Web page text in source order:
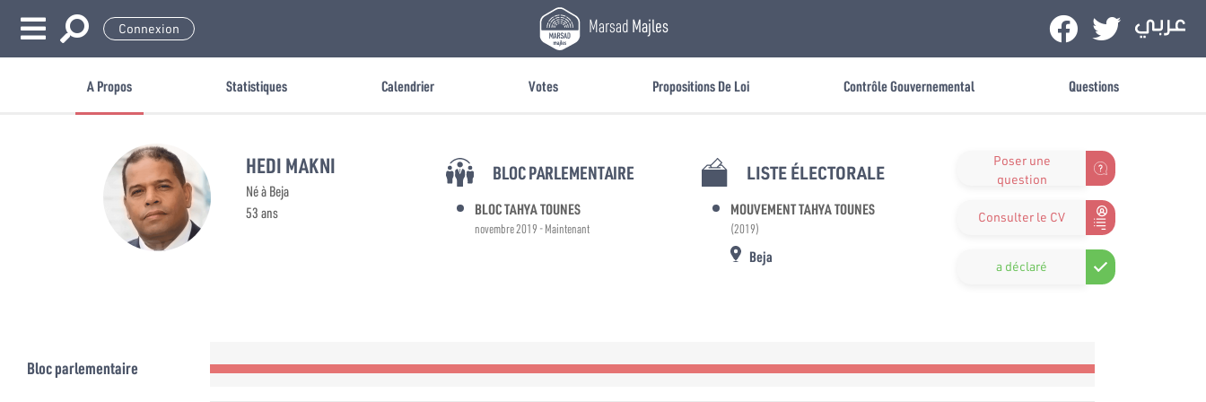
Connexion MarsadMajles
A Propos Statistiques Calendrier Votes Propositions De Loi Contrôle Gouvernemental Questions
HEDI MAKNI
Né à Beja
53 ans
BLOC PARLEMENTAIRE
BLOC TAHYA TOUNES
novembre 2019 - Maintenant
LISTE ÉLECTORALE
MOUVEMENT TAHYA TOUNES
(2019)
Beja
Poser une
question
Consulter le CV
a déclaré
Bloc parlementaire